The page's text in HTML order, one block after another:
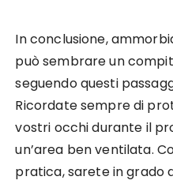
In conclusione,
può sembrare un
seguendo questi
Ricordate sempre di
vostri occhi durante il
un’area ben ventilata.
pratica, sarete in grado